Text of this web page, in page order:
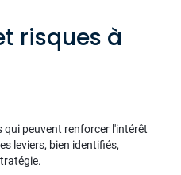
risques à
peuvent renforcer l'intérêt
leviers, bien identifiés,